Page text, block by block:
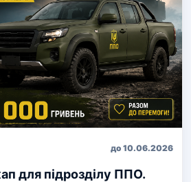
до 10.06.2026
для підрозділу ППО.